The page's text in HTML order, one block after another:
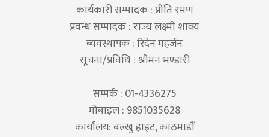
कार्यकारी सम्पादक : प्रीति रमण
प्रवन्ध सम्पादक : राज्य लक्ष्मी शाक्य
ब्यवस्थापक : रिदेन महर्जन
सूचना/प्रविधि : श्रीमन भण्डारी
सम्पर्क : 01-4336275
मोबाइल : 9851035628
कार्यालय: बल्खु हाइट, काठमाडौं